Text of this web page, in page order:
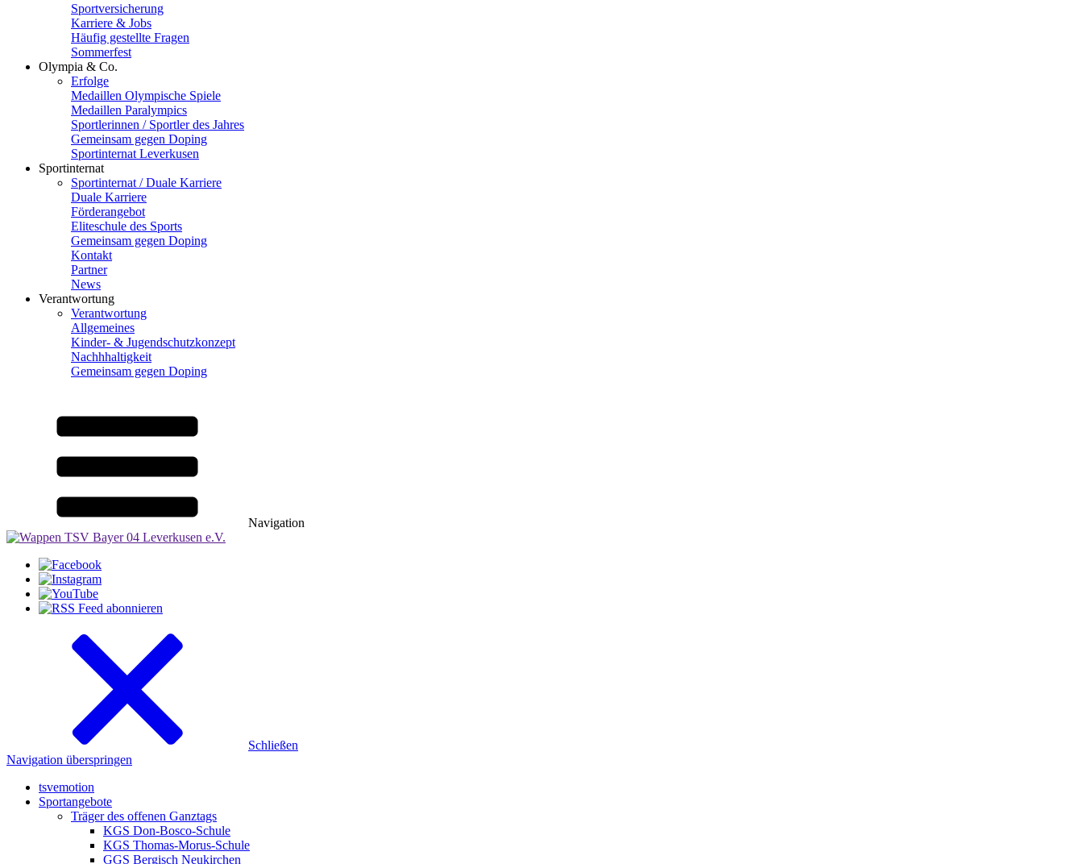
Sportversicherung
Karriere & Jobs
Häufig gestellte Fragen
Sommerfest
Olympia & Co.
Erfolge
Medaillen Olympische Spiele
Medaillen Paralympics
Sportlerinnen / Sportler des Jahres
Gemeinsam gegen Doping
Sportinternat Leverkusen
Sportinternat
Sportinternat / Duale Karriere
Duale Karriere
Förderangebot
Eliteschule des Sports
Gemeinsam gegen Doping
Kontakt
Partner
News
Verantwortung
Verantwortung
Allgemeines
Kinder- & Jugendschutzkonzept
Nachhhaltigkeit
Gemeinsam gegen Doping
Navigation
Schließen
Navigation überspringen
tsvemotion
Sportangebote
Träger des offenen Ganztags
KGS Don-Bosco-Schule
KGS Thomas-Morus-Schule
GGS Bergisch Neukirchen